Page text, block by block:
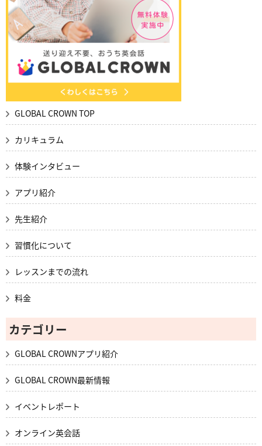
GLOBAL CROWN TOP
カリキュラム
体験インタビュー
アプリ紹介
先生紹介
習慣化について
レッスンまでの流れ
料金
カテゴリー
GLOBAL CROWNアプリ紹介
GLOBAL CROWN最新情報
イベントレポート
オンライン英会話